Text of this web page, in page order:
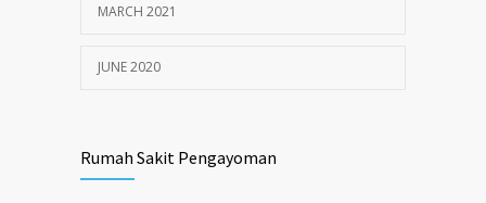
MARCH 2021
JUNE 2020
Rumah Sakit Pengayoman